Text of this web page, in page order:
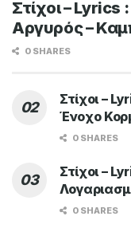
Στίχοι –
Αργυρός –
0 SHARES
Στίχοι –
Ένοχο
0 SHARES
Στίχοι –
0 SHARES